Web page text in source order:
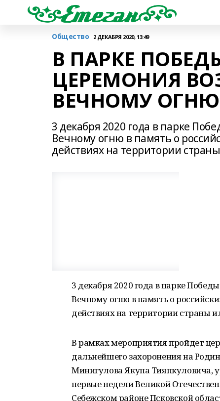
Общество 2 ДЕКАБРЯ 2020, 13:49
В ПАРКЕ
ЦЕРЕМОНИЯ
ВЕЧНОМУ ОГНЮ
3 декабря 2020 года в парке
Вечному огню в память о
действиях на территории
3 декабря 2020 года в парке
Вечному огню в память о
действиях на территории страны
В рамках мероприятия пройдет
дальнейшего захоронения на
Минигулова Якупа Тияпкуловича,
первые недели Великой
Себежском районе Псковской